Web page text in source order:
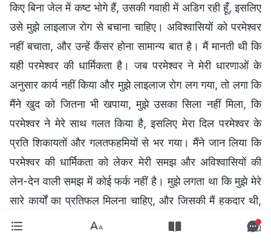
किए बिना जेल में कष्ट भोगे हैं, उसकी गवाही में अडिग रही हूँ, इसलिए
उसे मुझे लाइलाज रोग से बचाना चाहिए। अविश्वासियों को परमेश्वर
नहीं बचाता, और उन्हें कैंसर होना सामान्य बात है। मैं मानती थी कि
यही परमेश्वर की धार्मिकता है। जब परमेश्वर ने मेरी धारणाओं के
अनुसार कार्य नहीं किया और मुझे लाइलाज रोग लग गया, तो लगा कि
मैंने खुद को जितना भी खपाया, मुझे उसका सिला नहीं मिला, कि
परमेश्वर ने मेरे साथ गलत किया है, इसलिए मेरा दिल परमेश्वर के
प्रति शिकायतों और गलतफहमियों से भर गया। मैंने जान लिया कि
परमेश्वर की धार्मिकता को लेकर मेरी समझ और अविश्वासियों की
लेन-देन वाली समझ में कोई फर्क नहीं है। मुझे लगता था कि मुझे मेरे
सारे कार्यों का प्रतिफल मिलना चाहिए, और जिसकी मैं हकदार थी,
वह न मिलना अनुचित था। परमेश्वर के वचन पढ़ने के बाद मैंने जाना